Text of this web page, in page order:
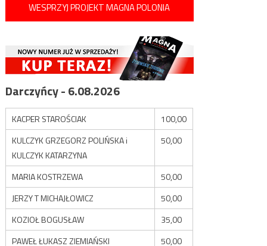
WESPRZYJ PROJEKT MAGNA POLONIA
Darczyńcy - 6.08.2026
KACPER STAROŚCIAK
100,00
KULCZYK GRZEGORZ POLIŃSKA i
KULCZYK KATARZYNA
50,00
MARIA KOSTRZEWA
50,00
JERZY T MICHAJŁOWICZ
50,00
KOZIOŁ BOGUSŁAW
35,00
PAWEŁ ŁUKASZ ZIEMIAŃSKI
50,00